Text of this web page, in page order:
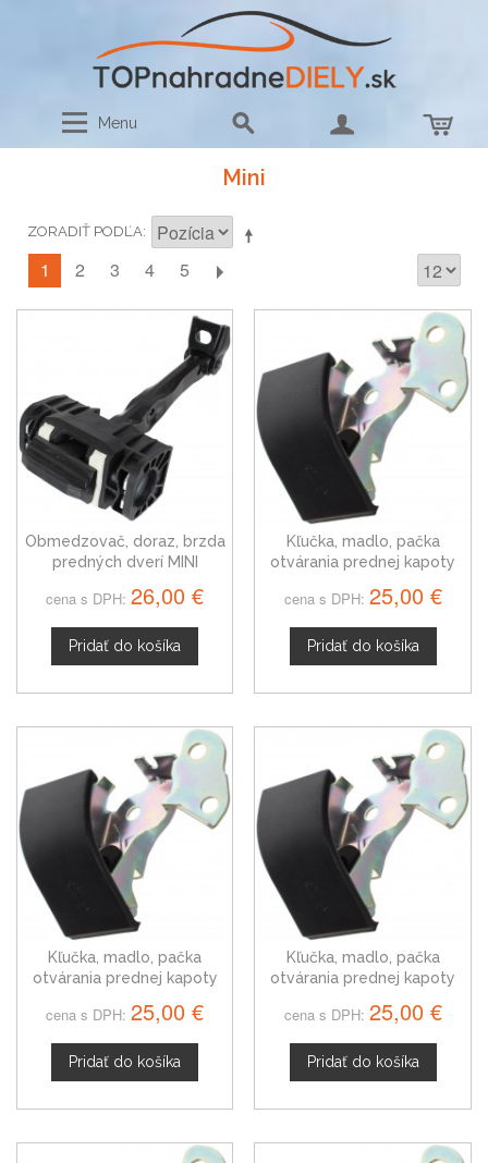
Menu
Mini
ZORADIŤ PODĽA
1 2 3 4 5
Obmedzovač, doraz, brzda
predných dverí MINI
cena s DPH: 26,00 €
Pridať do košíka
Kľučka, madlo, pačka
otvárania prednej kapoty
cena s DPH: 25,00 €
Pridať do košíka
Kľučka, madlo, pačka
otvárania prednej kapoty
cena s DPH: 25,00 €
Pridať do košíka
Kľučka, madlo, pačka
otvárania prednej kapoty
cena s DPH: 25,00 €
Pridať do košíka